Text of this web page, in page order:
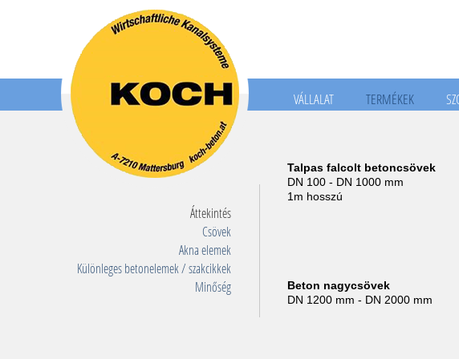
menu
VÁLLALAT TERMÉKEK
Áttekintés
Csövek
Akna elemek
Különleges betonelemek / szakcikkek
Minőség
Talpas falcolt betoncsövek
DN 100 - DN 1000 mm
1m hosszú
Beton nagycsövek
DN 1200 mm - DN 2000 mm